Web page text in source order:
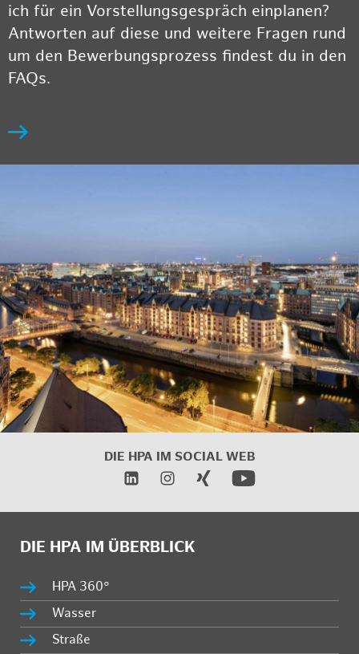
ich für ein Vorstellungsgespräch einplanen?
Antworten auf diese und weitere Fragen rund
um den Bewerbungsprozess findest du in den
FAQs.
DIE HPA IM SOCIAL WEB
DIE HPA IM ÜBERBLICK
HPA 360°
Wasser
Straße